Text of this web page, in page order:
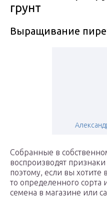
грунт
Выращивание
Собранные в
воспроизводят
поэтому, если вы хотите
то определенного сорта
семена в магазине или